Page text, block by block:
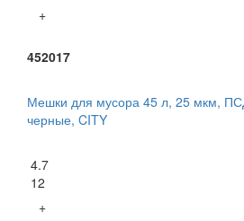
+
452017
Мешки для мусора 45 л, 25 мкм,
черные, CITY
4.7
12
+